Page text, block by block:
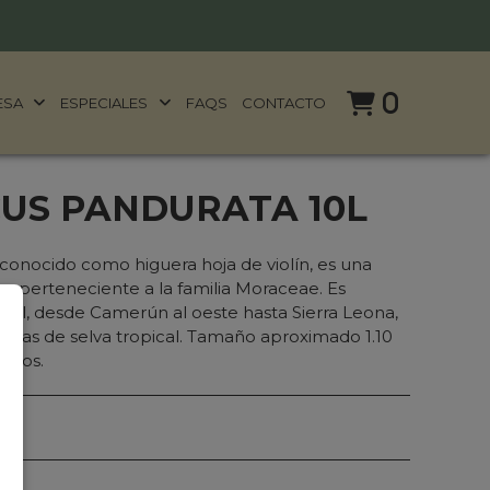
ESPECIALES FAQS CONTACTO 0
PANDURATA 10L
como higuera hoja de violín, es una
perteneciente a la familia Moraceae. Es
desde Camerún al oeste hasta Sierra Leona,
de selva tropical. Tamaño aproximado 1.10